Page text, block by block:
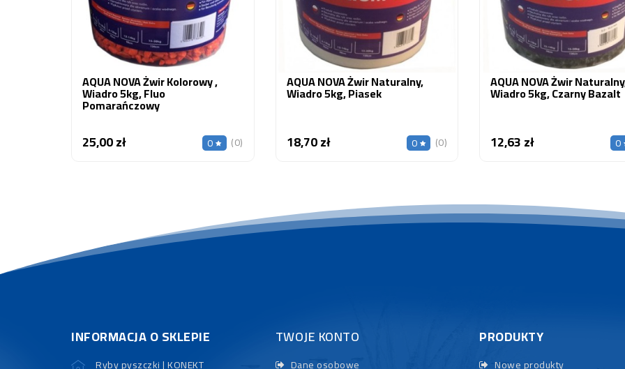
AQUA NOVA Żwir Kolorowy ,
Wiadro 5kg, Fluo
Pomarańczowy
25,00 złCena 0 (0)
AQUA NOVA Żwir Naturalny,
Wiadro 5kg, Piasek
18,70 złCena 0 (0)
AQUA NOVA Żwir
Wiadro 5kg, Czarny Bazalt
12,63 złCena 0
INFORMACJA O SKLEPIE
Ryby pyszczki | KONEKT
TWOJE KONTO
Dane osobowe
PRODUKTY
Nowe produkty